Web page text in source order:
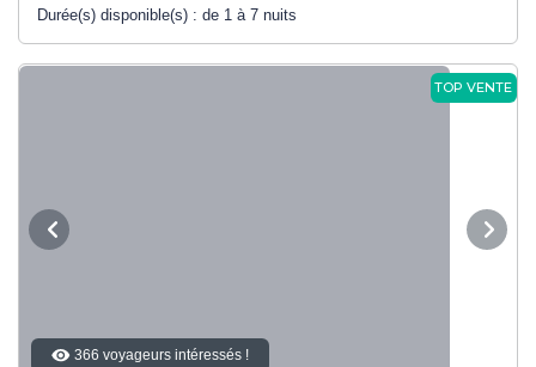
Durée(s) disponible(s) : de 1 à 7 nuits
TOP VENTE
366 voyageurs intéressés !